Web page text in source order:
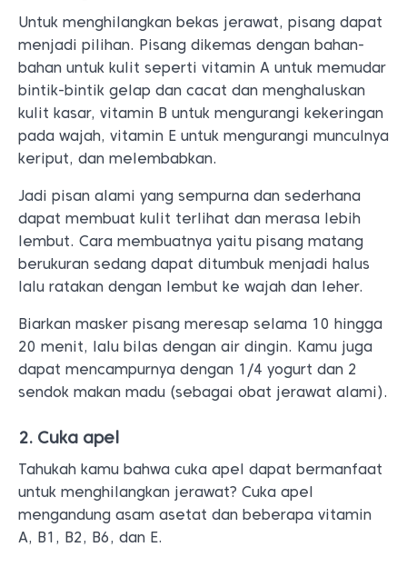
Untuk menghilangkan bekas jerawat, pisang dapat
menjadi pilihan. Pisang dikemas dengan bahan-
bahan untuk kulit seperti vitamin A untuk memudar
bintik-bintik gelap dan cacat dan menghaluskan
kulit kasar, vitamin B untuk mengurangi kekeringan
pada wajah, vitamin E untuk mengurangi munculnya
keriput, dan melembabkan.
Jadi pisan alami yang sempurna dan sederhana
dapat membuat kulit terlihat dan merasa lebih
lembut. Cara membuatnya yaitu pisang matang
berukuran sedang dapat ditumbuk menjadi halus
lalu ratakan dengan lembut ke wajah dan leher.
Biarkan masker pisang meresap selama 10 hingga
20 menit, lalu bilas dengan air dingin. Kamu juga
dapat mencampurnya dengan 1/4 yogurt dan 2
sendok makan madu (sebagai obat jerawat alami).
2. Cuka apel
Tahukah kamu bahwa cuka apel dapat bermanfaat
untuk menghilangkan jerawat? Cuka apel
mengandung asam asetat dan beberapa vitamin
A, B1, B2, B6, dan E.